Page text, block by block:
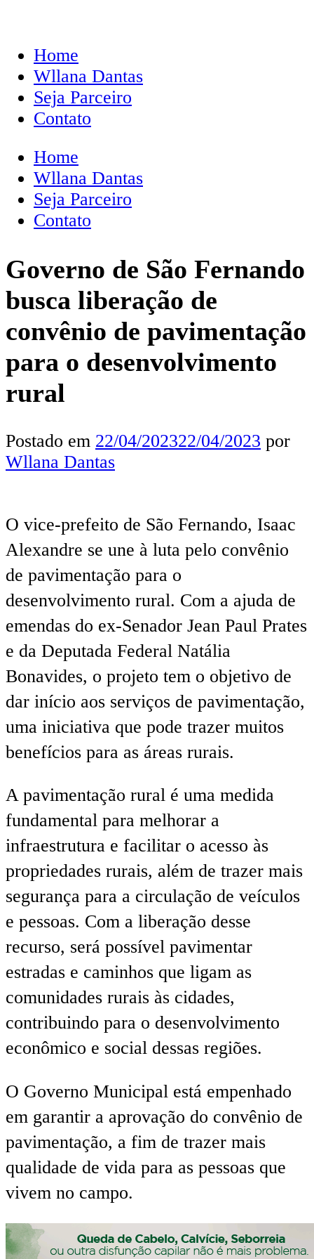
Home
Wllana Dantas
Seja Parceiro
Contato
Home
Wllana Dantas
Seja Parceiro
Contato
Governo de São Fernando
busca liberação de
convênio de pavimentação
para o desenvolvimento
rural
Postado em 22/04/202322/04/2023 por
Wllana Dantas
O vice-prefeito de São Fernando, Isaac
Alexandre se une à luta pelo convênio
de pavimentação para o
desenvolvimento rural. Com a ajuda de
emendas do ex-Senador Jean Paul Prates
e da Deputada Federal Natália
Bonavides, o projeto tem o objetivo de
dar início aos serviços de pavimentação,
uma iniciativa que pode trazer muitos
benefícios para as áreas rurais.
A pavimentação rural é uma medida
fundamental para melhorar a
infraestrutura e facilitar o acesso às
propriedades rurais, além de trazer mais
segurança para a circulação de veículos
e pessoas. Com a liberação desse
recurso, será possível pavimentar
estradas e caminhos que ligam as
comunidades rurais às cidades,
contribuindo para o desenvolvimento
econômico e social dessas regiões.
O Governo Municipal está empenhado
em garantir a aprovação do convênio de
pavimentação, a fim de trazer mais
qualidade de vida para as pessoas que
vivem no campo.